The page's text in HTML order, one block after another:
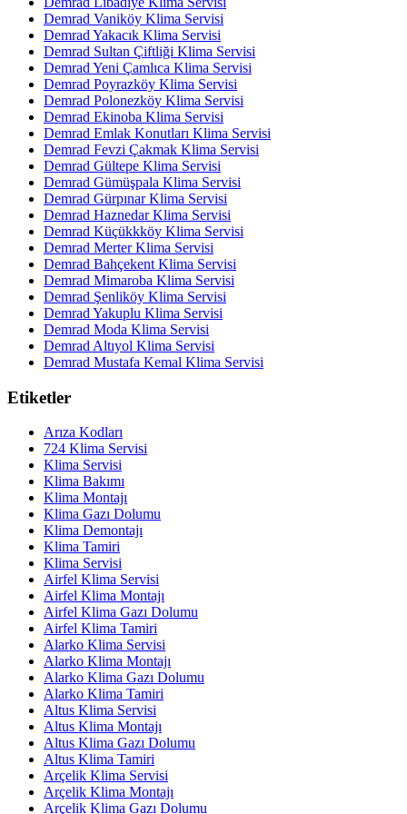
Demrad Vaniköy Klima Servisi
Demrad Yakacık Klima Servisi
Demrad Sultan Çiftliği Klima Servisi
Demrad Yeni Çamlıca Klima Servisi
Demrad Poyrazköy Klima Servisi
Demrad Polonezköy Klima Servisi
Demrad Ekinoba Klima Servisi
Demrad Emlak Konutları Klima Servisi
Demrad Fevzi Çakmak Klima Servisi
Demrad Gültepe Klima Servisi
Demrad Gümüşpala Klima Servisi
Demrad Gürpınar Klima Servisi
Demrad Haznedar Klima Servisi
Demrad Küçükkköy Klima Servisi
Demrad Merter Klima Servisi
Demrad Bahçekent Klima Servisi
Demrad Mimaroba Klima Servisi
Demrad Şenliköy Klima Servisi
Demrad Yakuplu Klima Servisi
Demrad Moda Klima Servisi
Demrad Altıyol Klima Servisi
Demrad Mustafa Kemal Klima Servisi
Etiketler
Arıza Kodları
724 Klima Servisi
Klima Servisi
Klima Bakımı
Klima Montajı
Klima Gazı Dolumu
Klima Demontajı
Klima Tamiri
Klima Servisi
Airfel Klima Servisi
Airfel Klima Montajı
Airfel Klima Gazı Dolumu
Airfel Klima Tamiri
Alarko Klima Servisi
Alarko Klima Montajı
Alarko Klima Gazı Dolumu
Alarko Klima Tamiri
Altus Klima Servisi
Altus Klima Montajı
Altus Klima Gazı Dolumu
Altus Klima Tamiri
Arçelik Klima Servisi
Arçelik Klima Montajı
Arçelik Klima Gazı Dolumu